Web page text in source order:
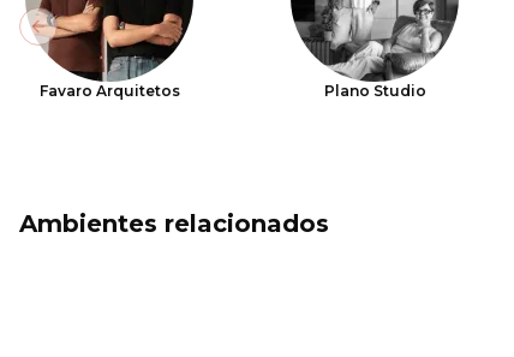
Favaro Arquitetos Plano Studio
Previous slide
Ambientes relacionados